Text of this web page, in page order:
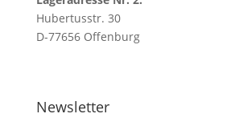
Hubertusstr. 30
D-77656 Offenburg
Newsletter